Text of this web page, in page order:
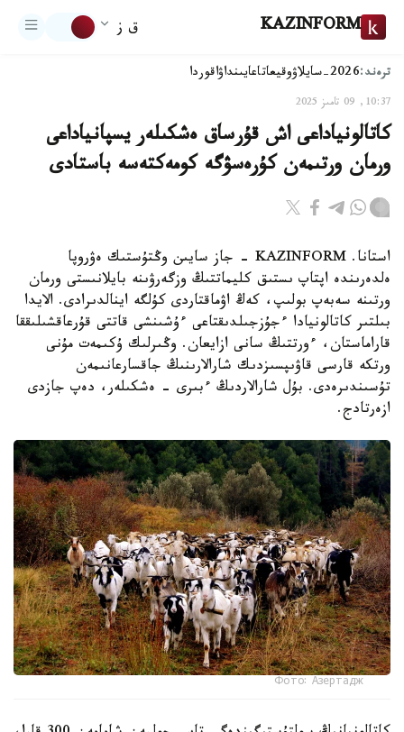
KAZINFORM ق ز
ترەند:2026-سايلاۋ وقيعاتاعايىنداۋاقوردا
10:37, 09 تامىز 2025
كاتالونياداعى اش قۇرساق ەشكىلەر يسپانياداعى
ورمان ورتىمەن كۇرەسۋگە كومەكتەسە باستادى
استانا. KAZINFORM - جاز سايىن وڭتۇستىك ەۋروپا
ەلدەرىندە اپتاپ ىستىق كليماتتىڭ وزگەرۋىنە بايلانىستى ورمان
ورتىنە سەبەپ بولىپ، كەڭ اۋماقتاردى كۇلگە اينالدىرادى. الايدا
بىلتىر كاتالونيادا ءجۇزجىلدىقتاعى ءۇشىنشى قاتتى قۇرعاقشىلىققا
قاراماستان، ءورتتىڭ سانى ازايعان. وڭىرلىك ۇكىمەت مۇنى
ورتكە قارسى قاۋىپسىزدىك شارالارىنىڭ جاقسارعانىمەن
تۇسىندىرەدى. بۇل شارالاردىڭ ءبىرى - ەشكىلەر، دەپ جازدى
ازەرتادج.
Фото: Азертадж